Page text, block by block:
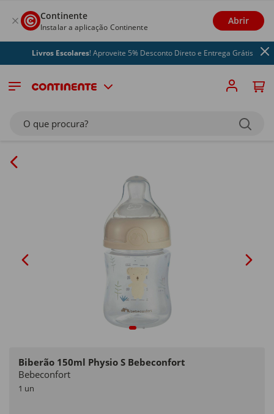
Continente
Instalar a aplicação Continente
Abrir
Livros Escolares! Aproveite 5% Desconto Direto e Entrega Grátis
O que procura?
Biberão 150ml Physio S Bebeconfort
Bebeconfort
1 un